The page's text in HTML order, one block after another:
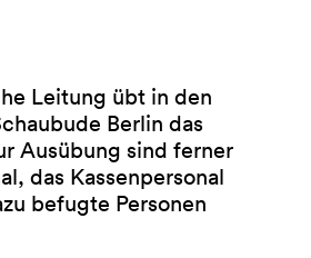
Leitung übt in den
Berlin das
Ausübung sind ferner
das Kassenpersonal
befugte Personen